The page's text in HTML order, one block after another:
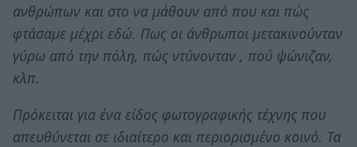
ανθρώπων και στο να μάθουν από που και πώς
φτάσαμε μέχρι εδώ. Πως οι άνθρωποι μετακινούνταν
γύρω από την πόλη, πώς ντύνονταν , πού ψώνιζαν,
κλπ.
Πρόκειται για ένα είδος φωτογραφικής τέχνης που
απευθύνεται σε ιδιαίτερο και περιορισμένο κοινό. Τα